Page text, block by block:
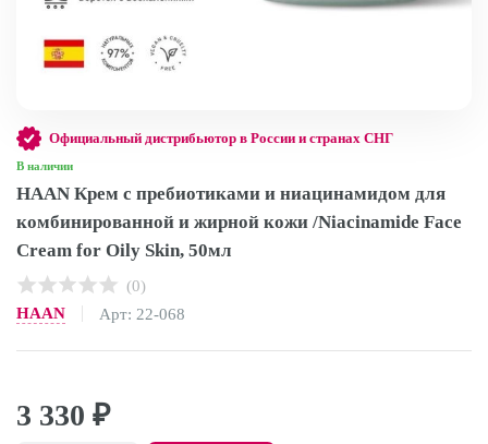
Официальный дистрибьютор в России и странах СНГ
В наличии
HAAN Крем с пребиотиками и ниацинамидом для
комбинированной и жирной кожи /Niacinamide Face
Cream for Oily Skin, 50мл
(0)
HAAN
Арт: 22-068
3 330 ₽